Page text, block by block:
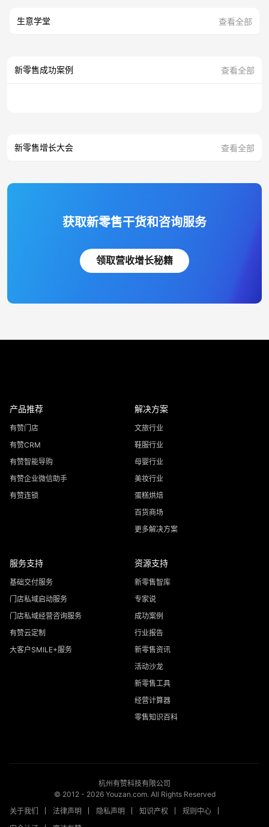
生意学堂 查看全部
新零售成功案例 查看全部
新零售增长大会 查看全部
获取新零售干货和咨询服务
领取营收增长秘籍
产品推荐
有赞门店
有赞CRM
有赞智能导购
有赞企业微信助手
有赞连锁
解决方案
文旅行业
鞋服行业
母婴行业
美妆行业
蛋糕烘焙
百货商场
更多解决方案
服务支持
基础交付服务
门店私域启动服务
门店私域经营咨询服务
有赞云定制
大客户SMILE+服务
资源支持
新零售智库
专家说
成功案例
行业报告
新零售资讯
活动沙龙
新零售工具
经营计算器
零售知识百科
杭州有赞科技有限公司
© 2012 - 2026Youzan.com. All Rights Reserved
关于我们
法律声明 隐私声明 知识产权
规则中心